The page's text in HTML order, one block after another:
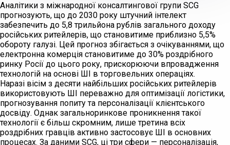
Аналітики з міжнародної консалтингової групи SCG
прогнозують, що до 2030 року штучний інтелект
забезпечить до 5,8 трильйона рублів загального доходу
російських ритейлерів, що становитиме приблизно 5,5%
обороту галузі. Цей прогноз збігається з очікуваннями, що
електронна комерція становитиме до 30% роздрібного
ринку Росії до цього року, прискорюючи впровадження
технологій на основі ШІ в торговельних операціях.
Наразі вісім з десяти найбільших російських ритейлерів
використовують ШІ переважно для оптимізації логістики,
прогнозування попиту та персоналізації клієнтського
досвіду. Однак загальноринкове проникнення такої
технології є більш скромним, лише третина всіх
роздрібних гравців активно застосовує ШІ в основних
процесах. За даними SCG, ці три сфери — персоналізація,